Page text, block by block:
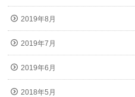
2019年8月
2019年7月
2019年6月
2018年5月